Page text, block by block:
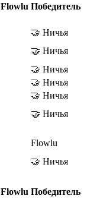
Flowlu Победитель
🤝 Ничья
🤝 Ничья
🤝 Ничья
🤝 Ничья
🤝 Ничья
🤝 Ничья
Flowlu
🤝 Ничья
Flowlu Победитель